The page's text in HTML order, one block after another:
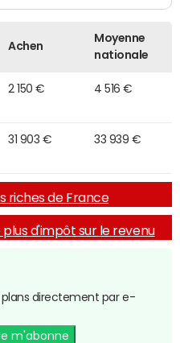
Achen
Moyenne
nationale
2 150 € 4 516 €
31 903 € 33 939 €
riches de France
plus d'impôt sur le revenu
plans directement par e-
m'abonne